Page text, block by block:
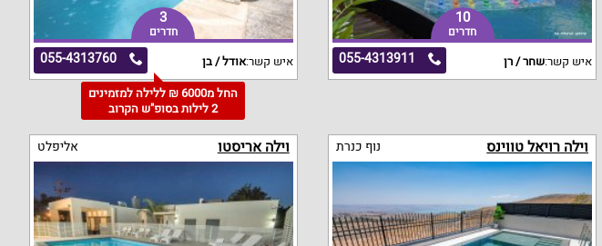
10
חדרים
055-4313911 איש קשר:שחר / רן
3
חדרים
055-4313760 איש קשר:אודל / בן
החל מ6000 ₪ ללילה למזמינים
2 לילות בסופ"ש הקרוב
וילה רויאל טווינס נוף כנרת וילה אריסטו אליפלט